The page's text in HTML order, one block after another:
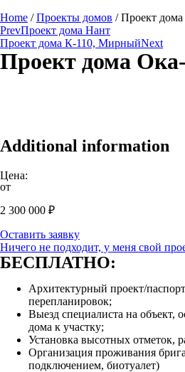
Home /Проекты домов / Проект
PrevПроект дома Нант
Проект дома К-110, МирныйNext
Проект дома
Additional information
Цена:
от
2 300 000 ₽
Оставить заявку
Ничего не подходит, у меня свой
БЕСПЛАТНО:
Архитектурный проект/
перепланировок;
Выезд специалиста на объект,
дома к участку;
Установка высотных отметок,
Организация проживания
подключением, биотуалет)